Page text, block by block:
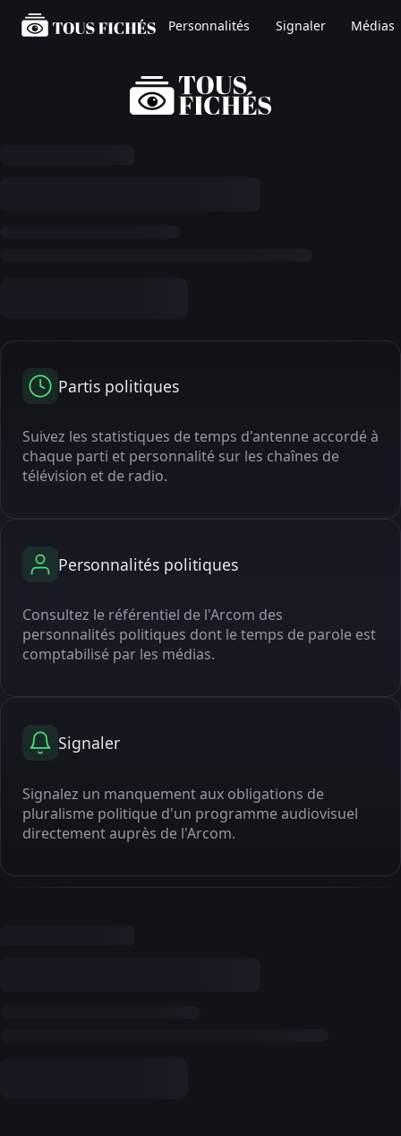
Personnalités Signaler Médias
Partis politiques
Suivez les statistiques de temps d'antenne accordé à
chaque parti et personnalité sur les chaînes de
télévision et de radio.
Personnalités politiques
Consultez le référentiel de l'Arcom des
personnalités politiques dont le temps de parole est
comptabilisé par les médias.
Signaler
Signalez un manquement aux obligations de
pluralisme politique d'un programme audiovisuel
directement auprès de l'Arcom.